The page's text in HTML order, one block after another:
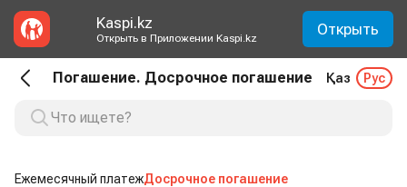
Kaspi.kz
Открыть в Приложении Kaspi.kz Открыть
Погашение. Досрочное погашение Қаз Рус
Ежемесячный платежДосрочное погашение